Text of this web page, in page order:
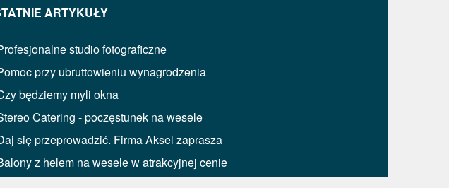
ARTYKUŁY
studio fotograficzne
przy ubruttowieniu wynagrodzenia
będziemy myli okna
Catering - poczęstunek na wesele
się przeprowadzić. Firma Aksel zaprasza
z helem na wesele w atrakcyjnej cenie